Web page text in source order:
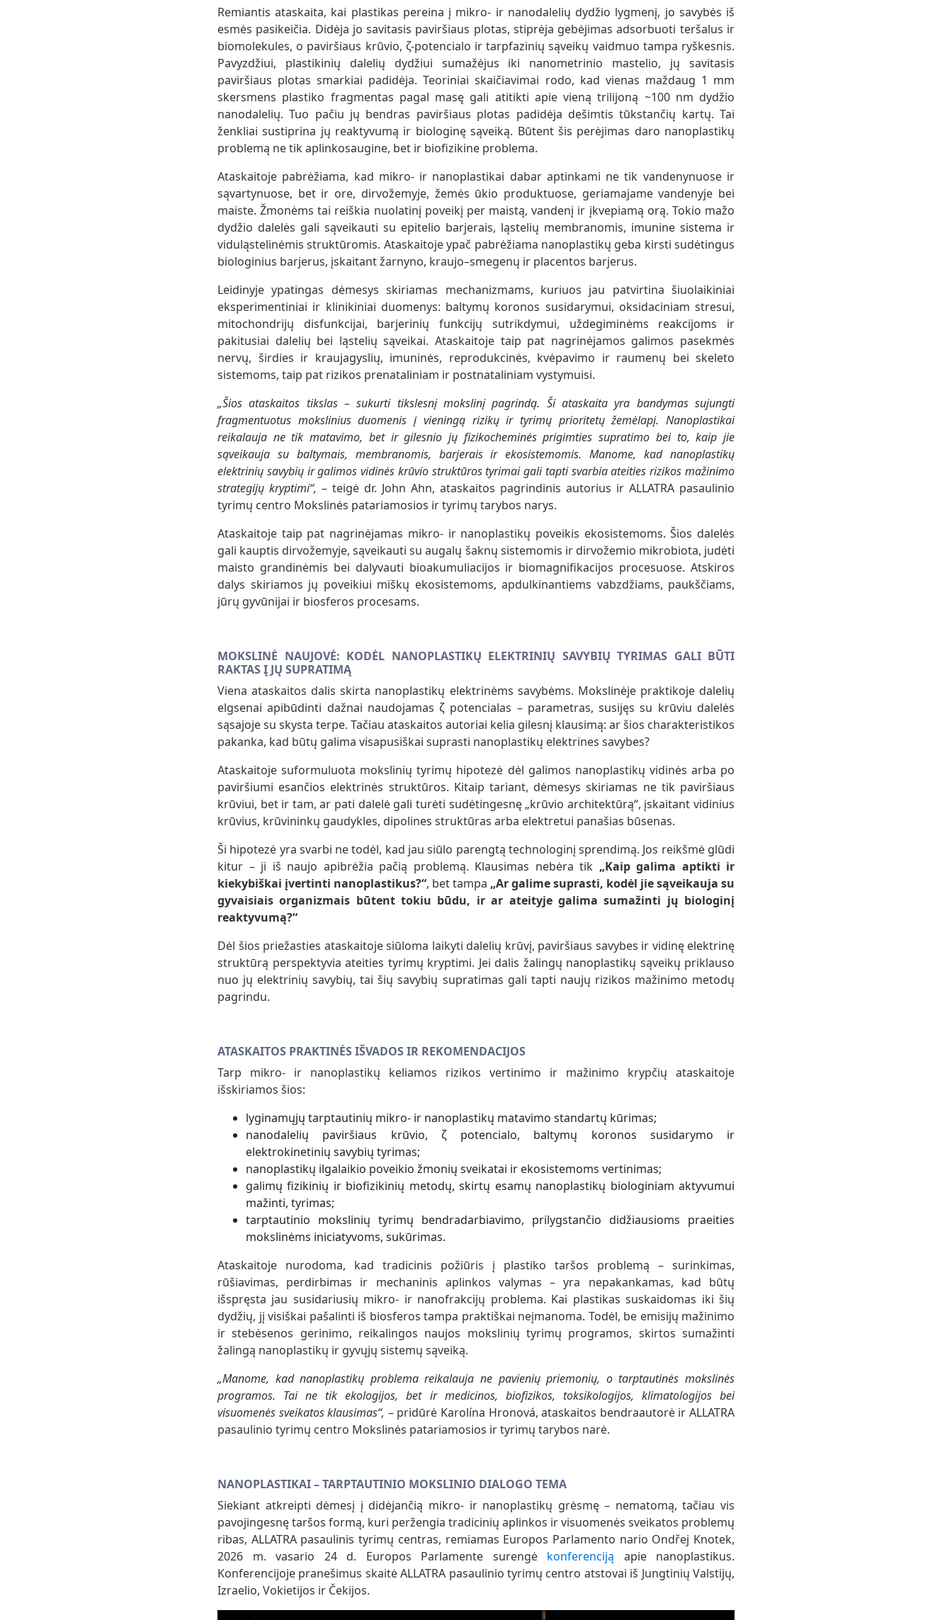
Remiantis ataskaita, kai plastikas pereina į mikro- ir nanodalelių dydžio lygmenį, jo savybės iš
esmės pasikeičia. Didėja jo savitasis paviršiaus plotas, stiprėja gebėjimas adsorbuoti teršalus ir
biomolekules, o paviršiaus krūvio, ζ-potencialo ir tarpfazinių sąveikų vaidmuo tampa ryškesnis.
Pavyzdžiui, plastikinių dalelių dydžiui sumažėjus iki nanometrinio mastelio, jų savitasis
paviršiaus plotas smarkiai padidėja. Teoriniai skaičiavimai rodo, kad vienas maždaug 1 mm
skersmens plastiko fragmentas pagal masę gali atitikti apie vieną trilijoną ~100 nm dydžio
nanodalelių. Tuo pačiu jų bendras paviršiaus plotas padidėja dešimtis tūkstančių kartų. Tai
ženkliai sustiprina jų reaktyvumą ir biologinę sąveiką. Būtent šis perėjimas daro nanoplastikų
problemą ne tik aplinkosaugine, bet ir biofizikine problema.
Ataskaitoje pabrėžiama, kad mikro- ir nanoplastikai dabar aptinkami ne tik vandenynuose ir
sąvartynuose, bet ir ore, dirvožemyje, žemės ūkio produktuose, geriamajame vandenyje bei
maiste. Žmonėms tai reiškia nuolatinį poveikį per maistą, vandenį ir įkvepiamą orą. Tokio mažo
dydžio dalelės gali sąveikauti su epitelio barjerais, ląstelių membranomis, imunine sistema ir
viduląstelinėmis struktūromis. Ataskaitoje ypač pabrėžiama nanoplastikų geba kirsti sudėtingus
biologinius barjerus, įskaitant žarnyno, kraujo–smegenų ir placentos barjerus.
Leidinyje ypatingas dėmesys skiriamas mechanizmams, kuriuos jau patvirtina šiuolaikiniai
eksperimentiniai ir klinikiniai duomenys: baltymų koronos susidarymui, oksidaciniam stresui,
mitochondrijų disfunkcijai, barjerinių funkcijų sutrikdymui, uždegiminėms reakcijoms ir
pakitusiai dalelių bei ląstelių sąveikai. Ataskaitoje taip pat nagrinėjamos galimos pasekmės
nervų, širdies ir kraujagyslių, imuninės, reprodukcinės, kvėpavimo ir raumenų bei skeleto
sistemoms, taip pat rizikos prenataliniam ir postnataliniam vystymuisi.
„Šios ataskaitos tikslas – sukurti tikslesnį mokslinį pagrindą. Ši ataskaita yra bandymas sujungti
fragmentuotus mokslinius duomenis į vieningą rizikų ir tyrimų prioritetų žemėlapį. Nanoplastikai
reikalauja ne tik matavimo, bet ir gilesnio jų fizikocheminės prigimties supratimo bei to, kaip jie
sąveikauja su baltymais, membranomis, barjerais ir ekosistemomis. Manome, kad nanoplastikų
elektrinių savybių ir galimos vidinės krūvio struktūros tyrimai gali tapti svarbia ateities rizikos mažinimo
strategijų kryptimi“, – teigė dr. John Ahn, ataskaitos pagrindinis autorius ir ALLATRA pasaulinio
tyrimų centro Mokslinės patariamosios ir tyrimų tarybos narys.
Ataskaitoje taip pat nagrinėjamas mikro- ir nanoplastikų poveikis ekosistemoms. Šios dalelės
gali kauptis dirvožemyje, sąveikauti su augalų šaknų sistemomis ir dirvožemio mikrobiota, judėti
maisto grandinėmis bei dalyvauti bioakumuliacijos ir biomagnifikacijos procesuose. Atskiros
dalys skiriamos jų poveikiui miškų ekosistemoms, apdulkinantiems vabzdžiams, paukščiams,
jūrų gyvūnijai ir biosferos procesams.
MOKSLINĖ NAUJOVĖ: KODĖL NANOPLASTIKŲ ELEKTRINIŲ SAVYBIŲ TYRIMAS GALI BŪTI
RAKTAS Į JŲ SUPRATIMĄ
Viena ataskaitos dalis skirta nanoplastikų elektrinėms savybėms. Mokslinėje praktikoje dalelių
elgsenai apibūdinti dažnai naudojamas ζ potencialas – parametras, susijęs su krūviu dalelės
sąsajoje su skysta terpe. Tačiau ataskaitos autoriai kelia gilesnį klausimą: ar šios charakteristikos
pakanka, kad būtų galima visapusiškai suprasti nanoplastikų elektrines savybes?
Ataskaitoje suformuluota mokslinių tyrimų hipotezė dėl galimos nanoplastikų vidinės arba po
paviršiumi esančios elektrinės struktūros. Kitaip tariant, dėmesys skiriamas ne tik paviršiaus
krūviui, bet ir tam, ar pati dalelė gali turėti sudėtingesnę „krūvio architektūrą“, įskaitant vidinius
krūvius, krūvininkų gaudykles, dipolines struktūras arba elektretui panašias būsenas.
Ši hipotezė yra svarbi ne todėl, kad jau siūlo parengtą technologinį sprendimą. Jos reikšmė glūdi
kitur – ji iš naujo apibrėžia pačią problemą. Klausimas nebėra tik „Kaip galima aptikti ir
kiekybiškai įvertinti nanoplastikus?“, bet tampa „Ar galime suprasti, kodėl jie sąveikauja su
gyvaisiais organizmais būtent tokiu būdu, ir ar ateityje galima sumažinti jų biologinį
reaktyvumą?“
Dėl šios priežasties ataskaitoje siūloma laikyti dalelių krūvį, paviršiaus savybes ir vidinę elektrinę
struktūrą perspektyvia ateities tyrimų kryptimi. Jei dalis žalingų nanoplastikų sąveikų priklauso
nuo jų elektrinių savybių, tai šių savybių supratimas gali tapti naujų rizikos mažinimo metodų
pagrindu.
ATASKAITOS PRAKTINĖS IŠVADOS IR REKOMENDACIJOS
Tarp mikro- ir nanoplastikų keliamos rizikos vertinimo ir mažinimo krypčių ataskaitoje
išskiriamos šios:
lyginamųjų tarptautinių mikro- ir nanoplastikų matavimo standartų kūrimas;
nanodalelių paviršiaus krūvio, ζ potencialo, baltymų koronos susidarymo ir
elektrokinetinių savybių tyrimas;
nanoplastikų ilgalaikio poveikio žmonių sveikatai ir ekosistemoms vertinimas;
galimų fizikinių ir biofizikinių metodų, skirtų esamų nanoplastikų biologiniam aktyvumui
mažinti, tyrimas;
tarptautinio mokslinių tyrimų bendradarbiavimo, prilygstančio didžiausioms praeities
mokslinėms iniciatyvoms, sukūrimas.
Ataskaitoje nurodoma, kad tradicinis požiūris į plastiko taršos problemą – surinkimas,
rūšiavimas, perdirbimas ir mechaninis aplinkos valymas – yra nepakankamas, kad būtų
išspręsta jau susidariusių mikro- ir nanofrakcijų problema. Kai plastikas suskaidomas iki šių
dydžių, jį visiškai pašalinti iš biosferos tampa praktiškai neįmanoma. Todėl, be emisijų mažinimo
ir stebėsenos gerinimo, reikalingos naujos mokslinių tyrimų programos, skirtos sumažinti
žalingą nanoplastikų ir gyvųjų sistemų sąveiką.
„Manome, kad nanoplastikų problema reikalauja ne pavienių priemonių, o tarptautinės mokslinės
programos. Tai ne tik ekologijos, bet ir medicinos, biofizikos, toksikologijos, klimatologijos bei
visuomenės sveikatos klausimas“, – pridūrė Karolína Hronová, ataskaitos bendraautorė ir ALLATRA
pasaulinio tyrimų centro Mokslinės patariamosios ir tyrimų tarybos narė.
NANOPLASTIKAI – TARPTAUTINIO MOKSLINIO DIALOGO TEMA
Siekiant atkreipti dėmesį į didėjančią mikro- ir nanoplastikų grėsmę – nematomą, tačiau vis
pavojingesnę taršos formą, kuri peržengia tradicinių aplinkos ir visuomenės sveikatos problemų
ribas, ALLATRA pasaulinis tyrimų centras, remiamas Europos Parlamento nario Ondřej Knotek,
2026 m. vasario 24 d. Europos Parlamente surengė konferenciją apie nanoplastikus.
Konferencijoje pranešimus skaitė ALLATRA pasaulinio tyrimų centro atstovai iš Jungtinių Valstijų,
Izraelio, Vokietijos ir Čekijos.